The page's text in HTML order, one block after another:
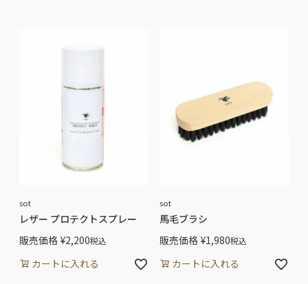
sot
レザー プロテクトスプレー
販売価格 ¥2,200税込
カートに入れる
sot
馬毛ブラシ
販売価格 ¥1,980税込
カートに入れる